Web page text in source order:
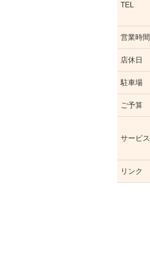
TEL
営業時間
店休日
駐車場
ご予算
サービス
リンク